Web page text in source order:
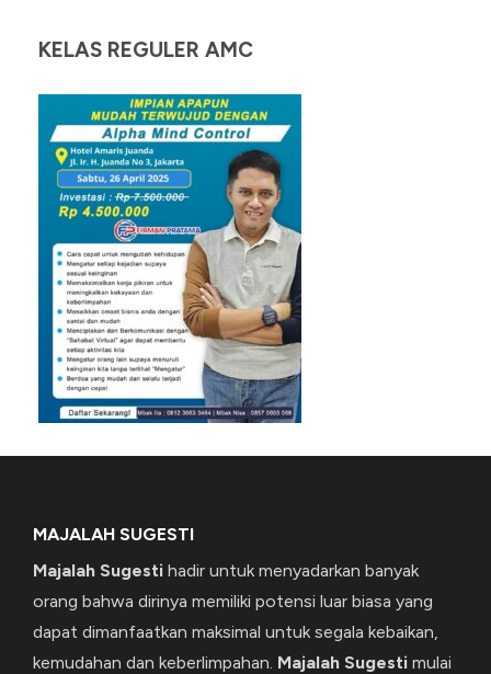
KELAS REGULER AMC
MAJALAH SUGESTI
Majalah Sugesti hadir untuk menyadarkan banyak
orang bahwa dirinya memiliki potensi luar biasa yang
dapat dimanfaatkan maksimal untuk segala kebaikan,
kemudahan dan keberlimpahan. Majalah Sugesti mulai